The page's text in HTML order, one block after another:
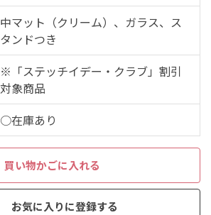
中マット（クリーム）、ガラス、ス
タンドつき
※「ステッチイデー・クラブ」割引
対象商品
○在庫あり
買い物かごに入れる
お気に入りに登録する